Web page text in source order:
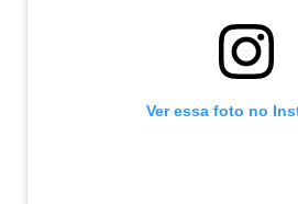
Ver essa foto no